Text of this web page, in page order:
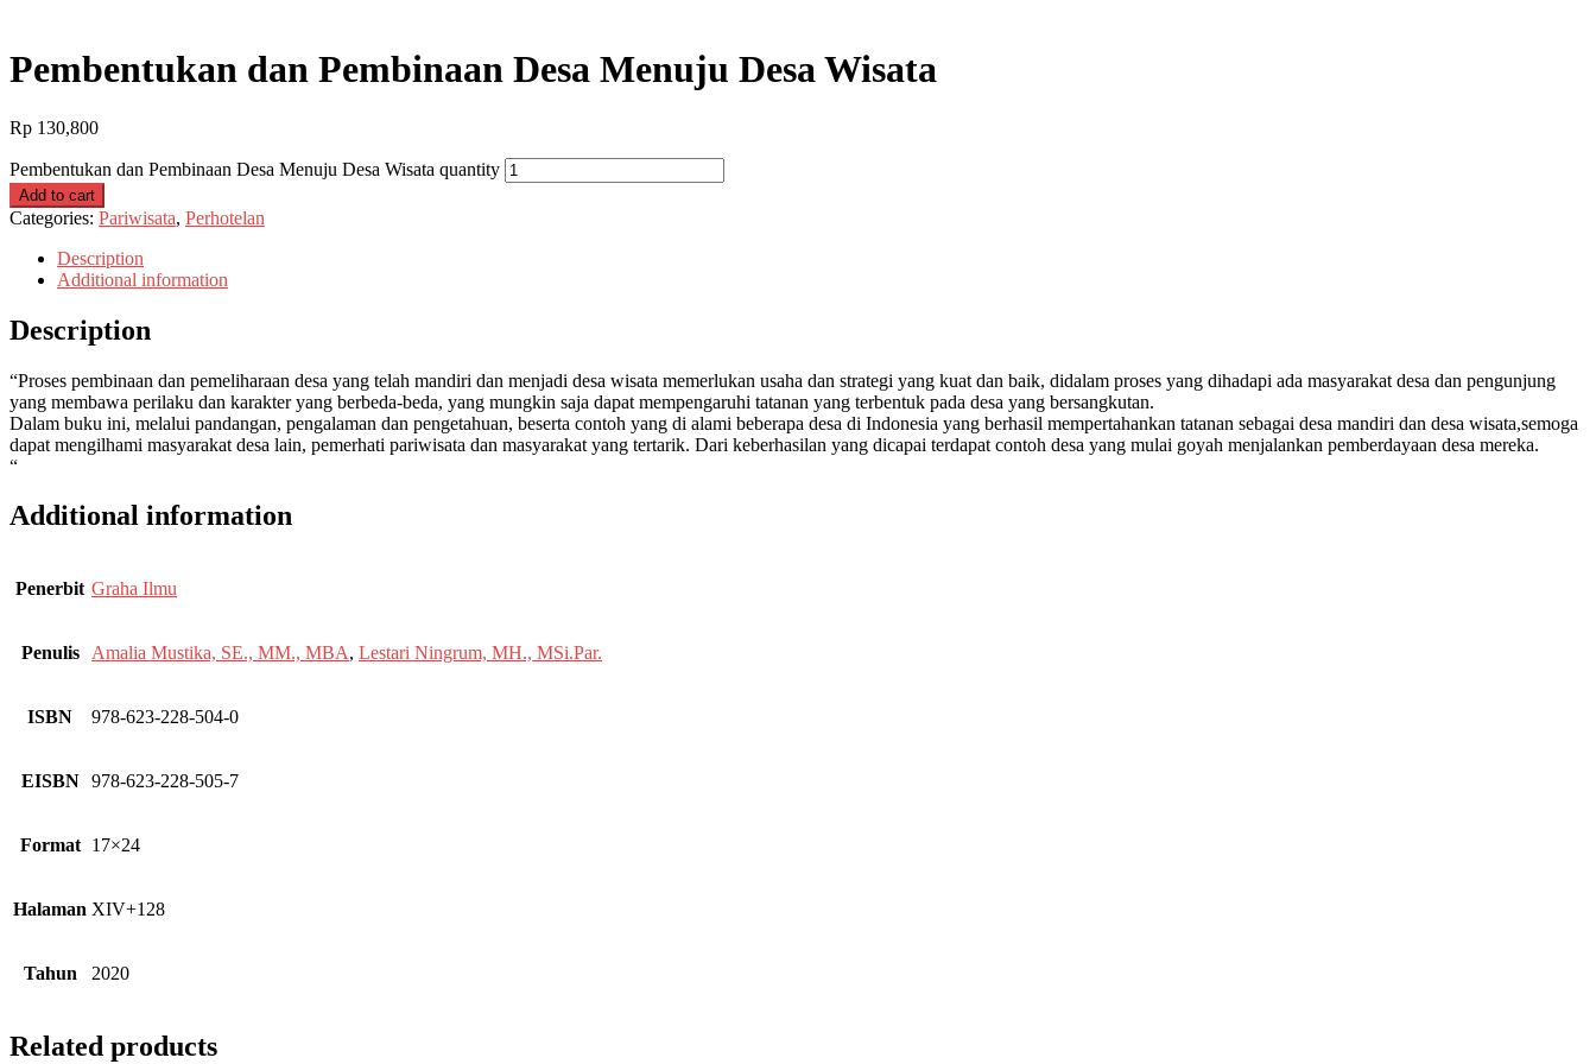
Pembentukan dan Pembinaan Desa Menuju Desa Wisata
Rp 130,800
Pembentukan dan Pembinaan Desa Menuju Desa Wisata quantity
Add to cart
Categories: Pariwisata, Perhotelan
Description
Additional information
Description
“Proses pembinaan dan pemeliharaan desa yang telah mandiri dan menjadi desa wisata memerlukan usaha dan strategi yang kuat dan baik, didalam proses yang dihadapi ada masyarakat desa dan pengunjung
yang membawa perilaku dan karakter yang berbeda-beda, yang mungkin saja dapat mempengaruhi tatanan yang terbentuk pada desa yang bersangkutan.
Dalam buku ini, melalui pandangan, pengalaman dan pengetahuan, beserta contoh yang di alami beberapa desa di Indonesia yang berhasil mempertahankan tatanan sebagai desa mandiri dan desa wisata,semoga
dapat mengilhami masyarakat desa lain, pemerhati pariwisata dan masyarakat yang tertarik. Dari keberhasilan yang dicapai terdapat contoh desa yang mulai goyah menjalankan pemberdayaan desa mereka.
“
Additional information
Penerbit Graha Ilmu
Penulis Amalia Mustika, SE., MM., MBA, Lestari Ningrum, MH., MSi.Par.
ISBN 978-623-228-504-0
EISBN 978-623-228-505-7
Format 17×24
Halaman XIV+128
Tahun 2020
Related products